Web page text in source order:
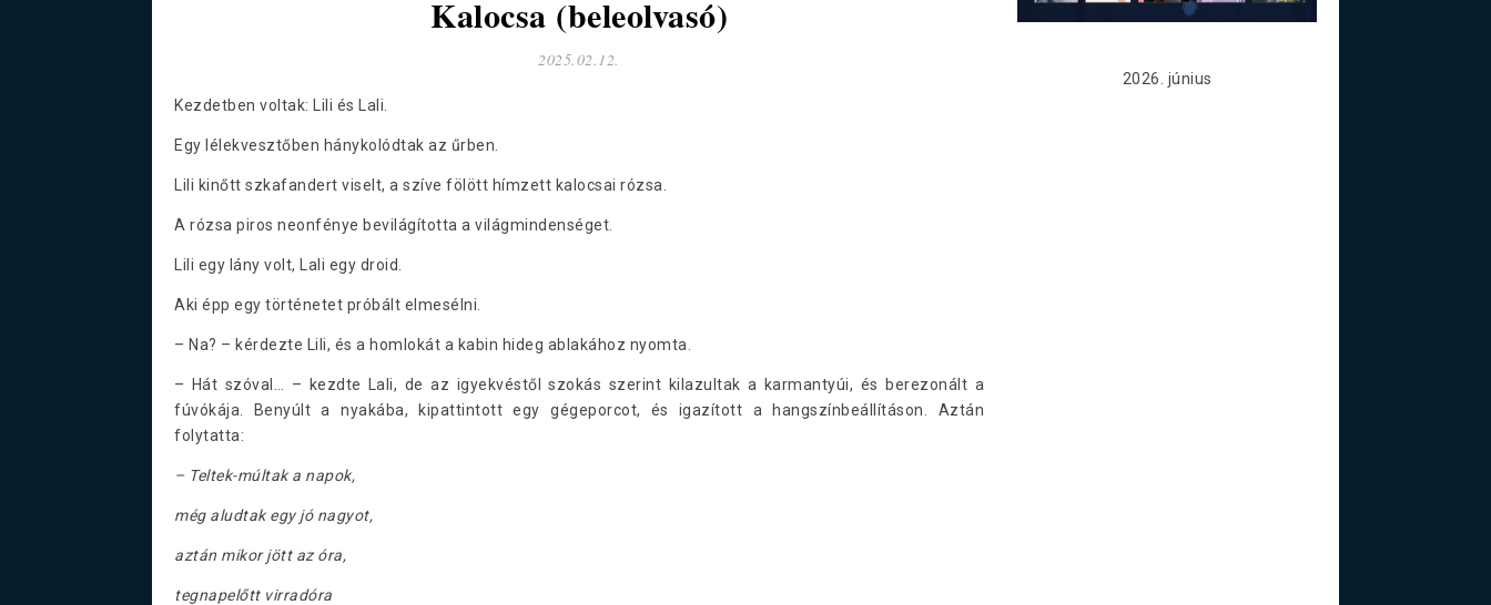
Kalocsa (beleolvasó)
2025.02.12.
Kezdetben voltak: Lili és Lali.
Egy lélekvesztőben hánykolódtak az űrben.
Lili kinőtt szkafandert viselt, a szíve fölött hímzett kalocsai rózsa.
A rózsa piros neonfénye bevilágította a világmindenséget.
Lili egy lány volt, Lali egy droid.
Aki épp egy történetet próbált elmesélni.
– Na? – kérdezte Lili, és a homlokát a kabin hideg ablakához nyomta.
– Hát szóval… – kezdte Lali, de az igyekvéstől szokás szerint kilazultak a karmantyúi, és berezonált a
fúvókája. Benyúlt a nyakába, kipattintott egy gégeporcot, és igazított a hangszínbeállításon. Aztán
folytatta:
– Teltek-múltak a napok,
még aludtak egy jó nagyot,
aztán mikor jött az óra,
tegnapelőtt virradóra
2026. június